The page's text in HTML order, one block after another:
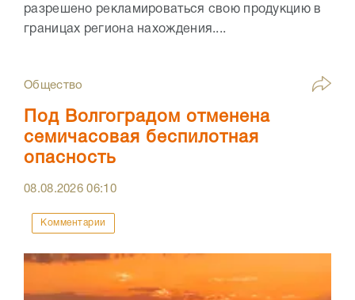
разрешено рекламироваться свою продукцию в
границах региона нахождения....
Общество
Под Волгоградом отменена
семичасовая беспилотная
опасность
08.08.202606:10
Комментарии